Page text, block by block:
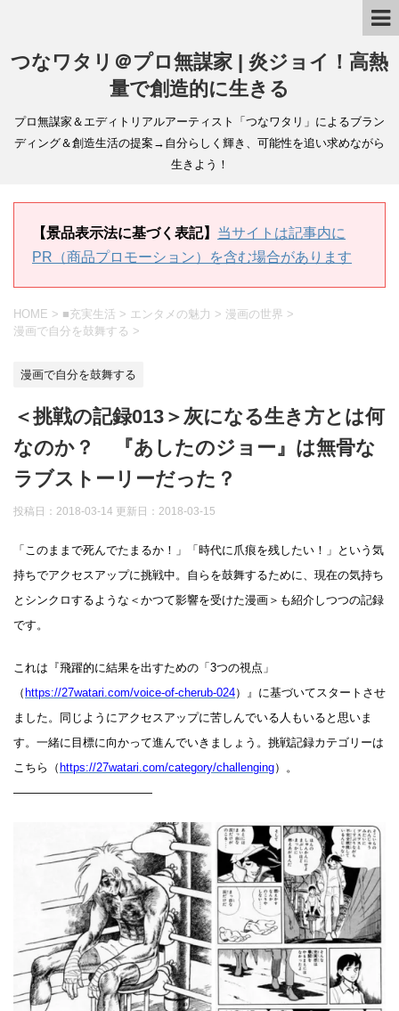
つなワタリ＠プロ無謀家 | 炎ジョイ！高熱
量で創造的に生きる
プロ無謀家＆エディトリアルアーティスト「つなワタリ」によるブラン
ディング＆創造生活の提案→自分らしく輝き、可能性を追い求めながら
生きよう！
【景品表示法に基づく表記】 当サイトは記事内に
PR（商品プロモーション）を含む場合があります
HOME > ■充実生活 > エンタメの魅力 > 漫画の世界 >
漫画で自分を鼓舞する >
漫画で自分を鼓舞する
＜挑戦の記録013＞灰になる生き方とは何
なのか？ 『あしたのジョー』は無骨な
ラブストーリーだった？
投稿日：2018-03-14 更新日： 2018-03-15
「このままで死んでたまるか！」「時代に爪痕を残したい！」という気
持ちでアクセスアップに挑戦中。自らを鼓舞するために、現在の気持ち
とシンクロするような＜かつて影響を受けた漫画＞も紹介しつつの記録
です。
これは『飛躍的に結果を出すための「3つの視点」
（https://27watari.com/voice-of-cherub-024）』に基づいてスタートさせ
ました。同じようにアクセスアップに苦しんでいる人もいると思いま
す。一緒に目標に向かって進んでいきましょう。挑戦記録カテゴリーは
こちら（https://27watari.com/category/challenging）。
————————————